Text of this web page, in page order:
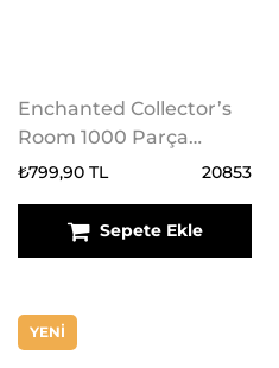
Enchanted Collector’s
Room 1000 Parça
Puzzle
₺799,90 TL 20853
Sepete Ekle
YENİ